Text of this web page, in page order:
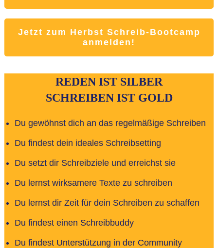
Jetzt zum Herbst Schreib-Bootcamp
anmelden!
REDEN IST SILBER
SCHREIBEN IST GOLD
Du gewöhnst dich an das regelmäßige Schreiben
Du findest dein ideales Schreibsetting
Du setzt dir Schreibziele und erreichst sie
Du lernst wirksamere Texte zu schreiben
Du lernst dir Zeit für dein Schreiben zu schaffen
Du findest einen Schreibbuddy
Du findest Unterstützung in der Community